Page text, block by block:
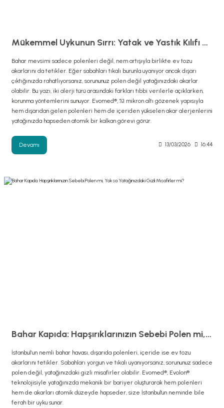
Mükemmel Uykunun Sırrı: Yatak ve Yastık Kılıfı Seçim Rehberi
Bahar mevsimi sadece polenleri değil, nem artışıyla birlikte ev tozu
akarlarını da tetikler. Eğer sabahları tıkalı burunla uyanıyor ancak dışarı
çıktığınızda rahatlıyorsanız, sorununuz polen değil yatağınızdaki akarlar
olabilir. Bu yazı, iki alerji türü arasındaki farkları tıbbi verilerle açıklarken,
korunma yöntemlerini sunuyor. Evomed®, %1 mikron altı gözenek yapısıyla
hem dışarıdan gelen polenleri hem de içeriden yükselen akar alerjenlerini
yatağınızda hapseden atomik bir kalkan görevi görür.
Devamı 13/03/2026 16:44
Bahar Kapıda: Hapşırıklarınızın Sebebi Polen mi, Yoksa Yatağınızdaki Gizli Misafirler mi?
İstanbul’un nemli bahar havası, dışarıda polenleri, içeride ise ev tozu
akarlarını tetikler. Sabahları yorgun ve tıkalı uyanıyorsanız, sorununuz sadece
polen değil, yatağınızdaki gizli misafirler olabilir. Evomed®, Evolon®
teknolojisiyle yatağınızda mekanik bir bariyer oluşturarak hem polenleri
hem de akarları atomik düzeyde hapseder, size İstanbul'un neminde bile
ferah bir uyku sunar.